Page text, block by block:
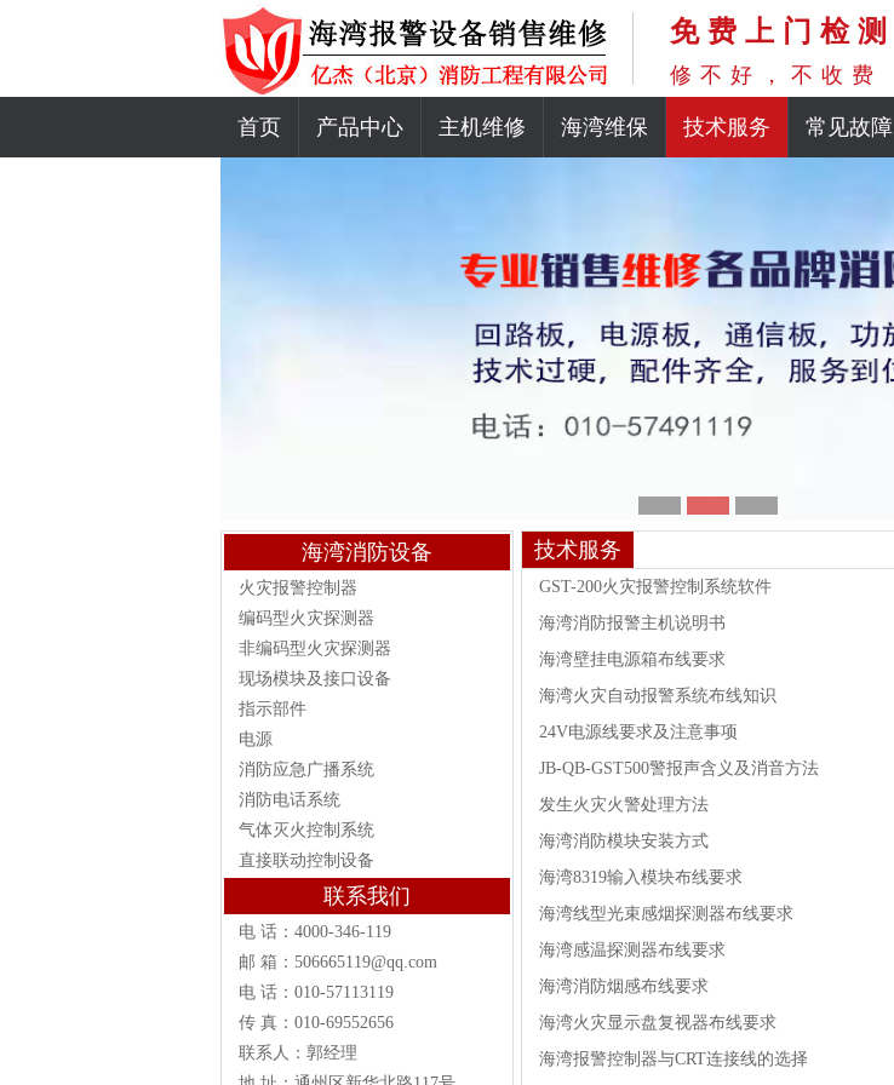
免费上门检测
修不好，不收费
首页 产品中心 主机维修 海湾维保 技术服务 常见故障
海湾消防设备
火灾报警控制器
编码型火灾探测器
非编码型火灾探测器
现场模块及接口设备
指示部件
电源
消防应急广播系统
消防电话系统
气体灭火控制系统
直接联动控制设备
联系我们
电 话：4000-346-119
邮 箱：506665119@qq.com
电 话：010-57113119
传 真：010-69552656
联系人：郭经理
技术服务
GST-200火灾报警控制系统软件
海湾消防报警主机说明书
海湾壁挂电源箱布线要求
海湾火灾自动报警系统布线知识
24V电源线要求及注意事项
JB-QB-GST500警报声含义及消音方法
发生火灾火警处理方法
海湾消防模块安装方式
海湾8319输入模块布线要求
海湾线型光束感烟探测器布线要求
海湾感温探测器布线要求
海湾消防烟感布线要求
海湾火灾显示盘复视器布线要求
海湾报警控制器与CRT连接线的选择